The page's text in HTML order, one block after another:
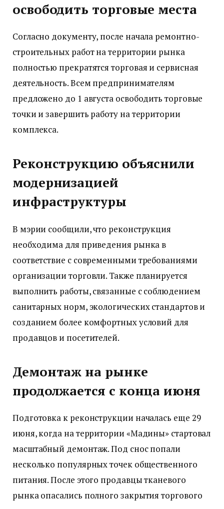
освободить торговые места
Согласно документу, после начала ремонтно-
строительных работ на территории рынка
полностью прекратятся торговая и сервисная
деятельность. Всем предпринимателям
предложено до 1 августа освободить торговые
точки и завершить работу на территории
комплекса.
Реконструкцию объяснили
модернизацией
инфраструктуры
В мэрии сообщили, что реконструкция
необходима для приведения рынка в
соответствие с современными требованиями
организации торговли. Также планируется
выполнить работы, связанные с соблюдением
санитарных норм, экологических стандартов и
созданием более комфортных условий для
продавцов и посетителей.
Демонтаж на рынке
продолжается с конца июня
Подготовка к реконструкции началась еще 29
июня, когда на территории «Мадины» стартовал
масштабный демонтаж. Под снос попали
несколько популярных точек общественного
питания. После этого продавцы тканевого
рынка опасались полного закрытия торгового